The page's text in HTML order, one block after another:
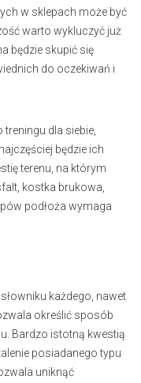
w sklepach może być
warto wykluczyć już
będzie skupić się
do oczekiwań i
dla siebie,
będzie ich
terenu, na którym
kostka brukowa,
podłoża wymaga
każdego, nawet
określić sposób
Bardzo istotną kwestią
posiadanego typu
uniknąć